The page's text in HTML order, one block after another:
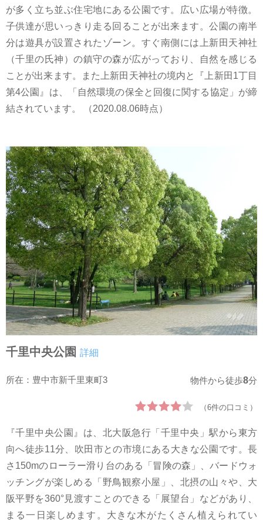
が多く立ち並ぶ住宅地にある公園です。広い広場が特徴。
子供達が思いっきり走る回ることが出来ます。公園の南半
分は遊具が設置されたゾーン。すぐ南側には上新田天神社
（千里の氏神）の鎮守の森が広がっており、自然を感じる
ことが出来ます。また上新田天神社の境内と『上新田1丁目
第4公園』は、「自然環境の保全と回復に関する協定」が締
結されています。 （2020.08.06時点）
千里中央公園 詳細
所在：豊中市新千里東町3 物件から徒歩8分
（6件の口コミ）
『千里中央公園』は、北大阪急行「千里中央」駅から東方
向へ徒歩11分、吹田市との市境にある大きな公園です。長
さ150mのローラー滑り台のある「冒険の森」、バードウォ
ッチングが楽しめる「野鳥観察小屋」、北摂の山々や、大
阪平野を360°見渡すことのできる「展望台」などがあり、
まる一日楽しめます。大きな木がたくさん植えられてい